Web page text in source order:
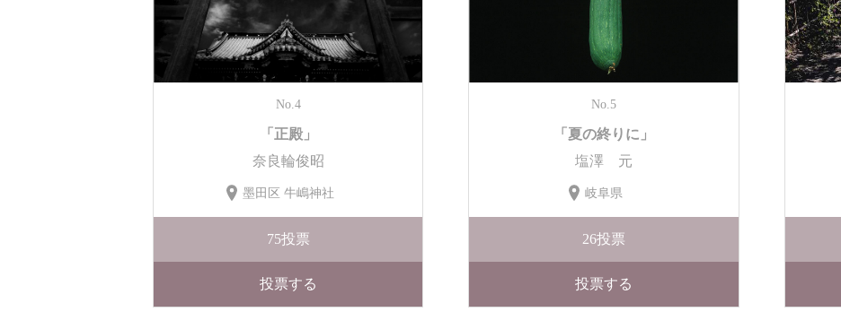
No.4
「正殿」
奈良輪俊昭
墨田区 牛嶋神社
75投票
投票する
No.5
「夏の終りに」
塩澤 元
岐阜県
26投票
投票する